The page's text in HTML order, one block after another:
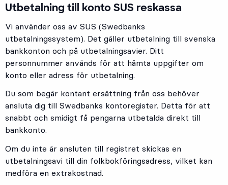
Utbetalning till konto SUS reskassa
Vi använder oss av SUS (Swedbanks
utbetalningssystem). Det gäller utbetalning till svenska
bankkonton och på utbetalningsavier. Ditt
personnummer används för att hämta uppgifter om
konto eller adress för utbetalning.
Du som begär kontant ersättning från oss behöver
ansluta dig till Swedbanks kontoregister. Detta för att
snabbt och smidigt få pengarna utbetalda direkt till
bankkonto.
Om du inte är ansluten till registret skickas en
utbetalningsavi till din folkbokföringsadress, vilket kan
medföra en extrakostnad.